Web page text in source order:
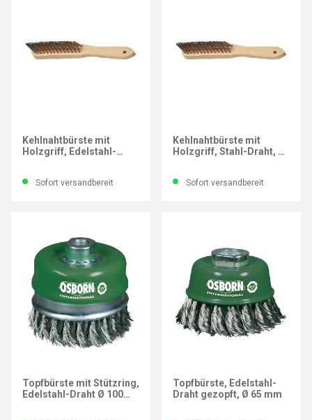
Kehlnahtbürste mit
Holzgriff, Edelstahl-
Sofort versandbereit
Kehlnahtbürste mit
Holzgriff, Stahl-Draht, 3
Sofort versandbereit
Topfbürste mit Stützring,
Edelstahl-Draht Ø 100
Topfbürste, Edelstahl-
Draht gezopft, Ø 65 mm